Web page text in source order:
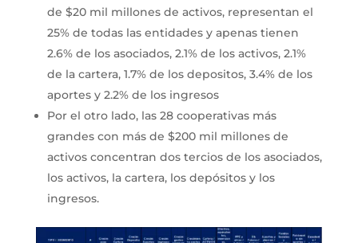
de $20 mil millones de activos, representan el
25% de todas las entidades y apenas tienen
2.6% de los asociados, 2.1% de los activos, 2.1%
de la cartera, 1.7% de los depositos, 3.4% de los
aportes y 2.2% de los ingresos
Por el otro lado, las 28 cooperativas más
grandes con más de $200 mil millones de
activos concentran dos tercios de los asociados,
los activos, la cartera, los depósitos y los
ingresos.